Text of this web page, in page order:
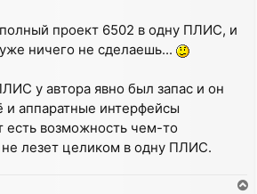
полный проект 6502 в одну ПЛИС, и
ничего не сделаешь...
у автора явно был запас и он
и аппаратные интерфейсы
есть возможность чем-то
не лезет целиком в одну ПЛИС.